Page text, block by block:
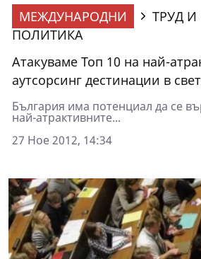
МЕЖДУНАРОДНИ
ТРУД
ПОЛИТИКА
Атакуваме Топ 10 на най-
аутсорсинг дестинации в
България има потенциал да се
най-атрактивните...
27 Ное 2012, 14:34